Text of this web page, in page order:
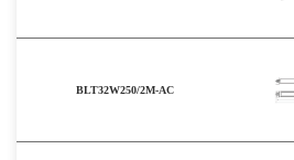
BLT32W250/2M-AC